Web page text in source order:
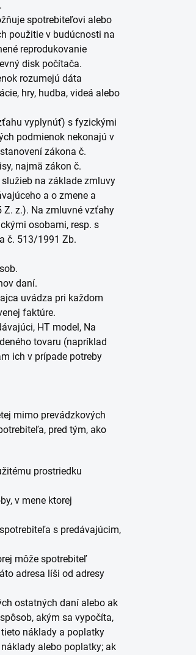
spotrebiteľovi alebo
použitie v budúcnosti na
reprodukovanie
disk počítača.
rozumejú dáta
hry, hudba, videá alebo
vyplynúť) s fyzickými
podmienok nekonajú v
zákona č.
najmä zákon č.
na základe zmluvy
a o zmene a
z.). Na zmluvné vzťahy
osobami, resp. s
č. 513/1991 Zb.
daní.
uvádza pri každom
faktúre.
HT model, Na
tovaru (napríklad
ich v prípade potreby
mimo prevádzkových
pred tým, ako
prostriedku
v mene ktorej
s predávajúcim,
môže spotrebiteľ
adresa líši od adresy
ostatných daní alebo ak
akým sa vypočíta,
náklady a poplatky
alebo poplatky; ak